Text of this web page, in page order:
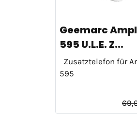
Geemarc
595 U.L.E. Z...
Zusatztelefon für
595